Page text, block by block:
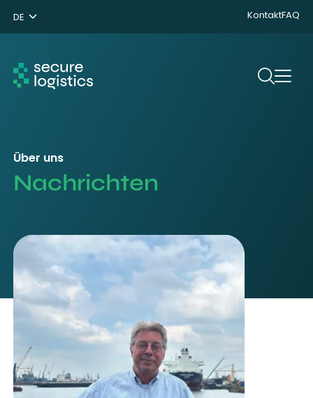
DE
NL
ENG
KontaktFAQ
Über uns
Nachrichten